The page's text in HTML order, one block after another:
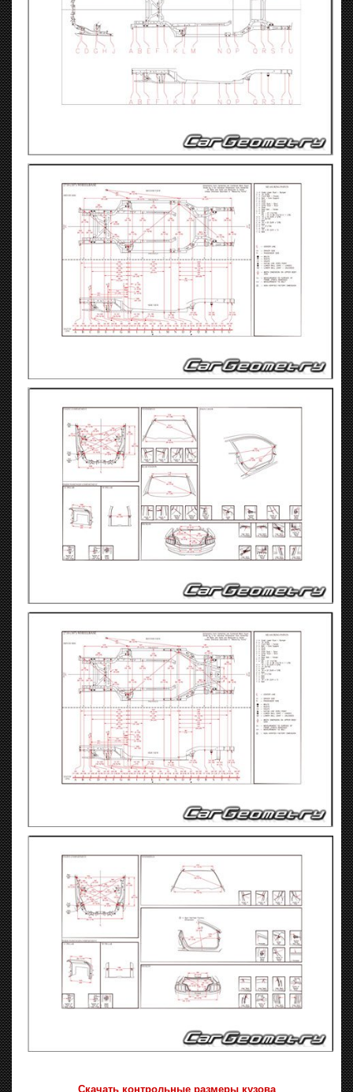
Скачать контрольные размеры кузова